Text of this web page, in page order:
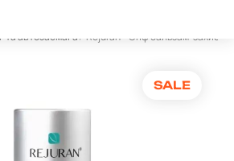
та автозасмага Rejuran – Спф бальзам-захист
SALE